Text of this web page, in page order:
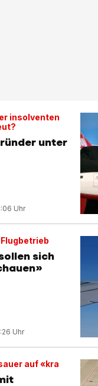
insolventen
unter
Uhr
sich
Uhr
auf «kra